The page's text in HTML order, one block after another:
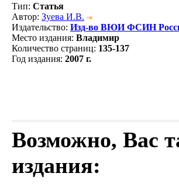
Тип: Статья
Автор: Зуева И.В.
Издательство: Изд-во ВЮИ ФСИН
Место издания: Владимир
Количество страниц: 135-137
Год издания: 2007 г.
Возможно, Вас
издания: